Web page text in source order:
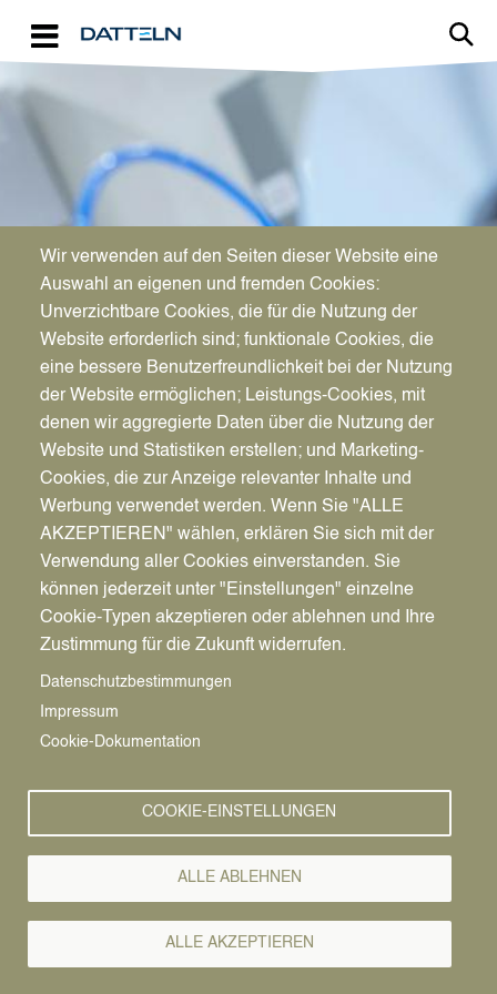
WIRTSCHAFTSFÖRDERUNG
Aktuelles für Unternehmen
Pfadnavigation
Wirtschaft | Bauen | Umwelt Wirtschaftsförderung News
Wirtschafts-
News
Wir verwenden auf den Seiten dieser Website eine
Auswahl an eigenen und fremden Cookies:
Unverzichtbare Cookies, die für die Nutzung der
Website erforderlich sind; funktionale Cookies, die
eine bessere Benutzerfreundlichkeit bei der Nutzung
der Website ermöglichen; Leistungs-Cookies, mit
denen wir aggregierte Daten über die Nutzung der
Website und Statistiken erstellen; und Marketing-
Cookies, die zur Anzeige relevanter Inhalte und
Werbung verwendet werden. Wenn Sie "ALLE
AKZEPTIEREN" wählen, erklären Sie sich mit der
Verwendung aller Cookies einverstanden. Sie
können jederzeit unter "Einstellungen" einzelne
Cookie-Typen akzeptieren oder ablehnen und Ihre
Zustimmung für die Zukunft widerrufen.
Datenschutzbestimmungen
Impressum
Cookie-Dokumentation
COOKIE-EINSTELLUNGEN
ALLE ABLEHNEN
ALLE AKZEPTIEREN